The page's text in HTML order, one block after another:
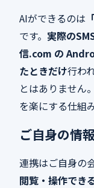
AIができるのは
です。 実際の
信.com の
たときだけ行わ
とはありません
を楽にする仕組
ご自身の情
連携はご自身の
閲覧・操作でき